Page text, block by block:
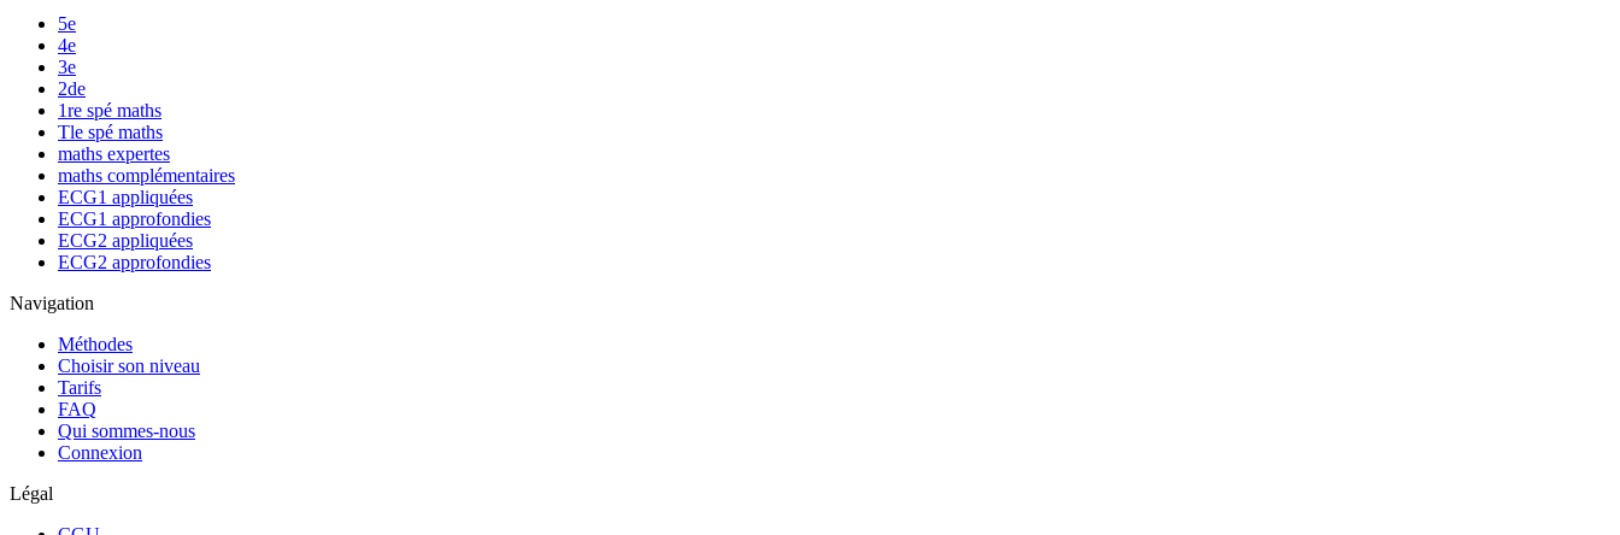
5e
4e
3e
2de
1re spé maths
Tle spé maths
maths expertes
maths complémentaires
ECG1 appliquées
ECG1 approfondies
ECG2 appliquées
ECG2 approfondies
Navigation
Méthodes
Choisir son niveau
Tarifs
FAQ
Qui sommes-nous
Connexion
Légal